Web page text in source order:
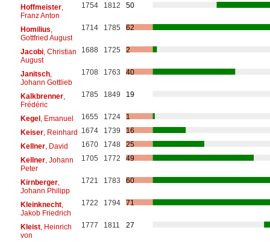
Hoffmeister,
Franz Anton
1754 1812 50
Homilius
Gottfried August
1714 1785 62
Jacobi, Christian
August
1688 1725 2
Janitsch,
Johann Gottlieb
1708 1763 40
Kalkbrenner,
Frédéric
1785 1849 19
Kegel, Emanuel 1655 1724
1
Keiser, Reinhard 1674 1739
16
Kellner, David 1670 1748
25
Kellner, Johann
Peter
1705 1772 49
Kirnberger,
Johann Philipp
1721 1783 60
Kleinknecht,
Jakob Friedrich
1722 1794 71
Kleist, Heinrich
von
1777 1811 27